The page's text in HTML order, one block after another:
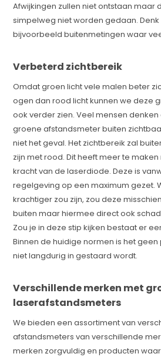
Afwijkingen zullen niet ontstaan maar
simpelweg niet worden gedaan.
bijvoorbeeld buitenmetingen waar
Verbeterd zichtbereik
Omdat groen licht vele malen beter
ogen dan rood licht kunnen we deze
ook verder zien. Veel mensen
groene afstandsmeter buiten
niet het geval. Het zichtbereik zal
zijn met rood. Dit heeft meer te
kracht van de laserdiode. Deze is
regelgeving op een maximum gezet.
krachtiger zou zijn, zou deze
buiten maar hiermee direct ook
Zou je in deze stip kijken bestaat er
Binnen de huidige normen is het
niet langdurig in gestaard wordt.
Verschillende merken met
laserafstandsmeters
We bieden een assortiment van
afstandsmeters van verschillende
merken zorgvuldig en producten